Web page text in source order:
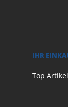
IHR
Top Artikel